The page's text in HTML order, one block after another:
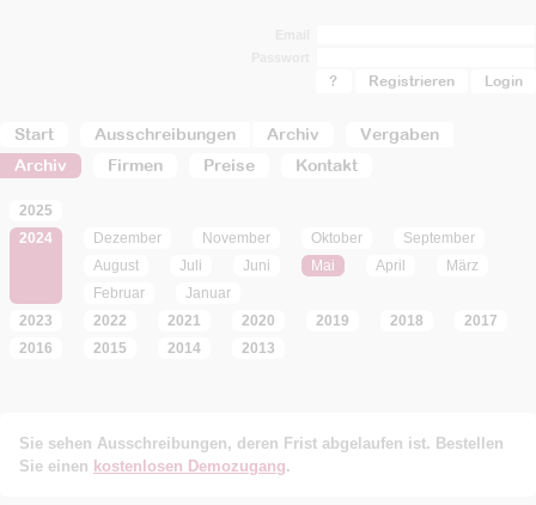
Start Ausschreibungen Archiv
Vergaben
Archiv
Firmen Preise Kontakt
? Registrieren
2025
2024
Dezember November Oktober
September
August
Juli Juni Mai April
März
Februar
Januar
2023
2022 2021 2020 2019 2018
2017
2016
2015 2014 2013
Sie sehen Ausschreibungen, deren Frist abgelaufen ist. Bestellen
Sie einen kostenlosen Demozugang.